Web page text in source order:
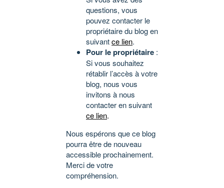
questions, vous
pouvez contacter le
propriétaire du blog en
suivantce lien.
Pour le propriétaire :
Si vous souhaitez
rétablir l’accès à votre
blog, nous vous
invitons à nous
contacter en suivant
ce lien.
Nous espérons que ce blog
pourra être de nouveau
accessible prochainement.
Merci de votre
compréhension.